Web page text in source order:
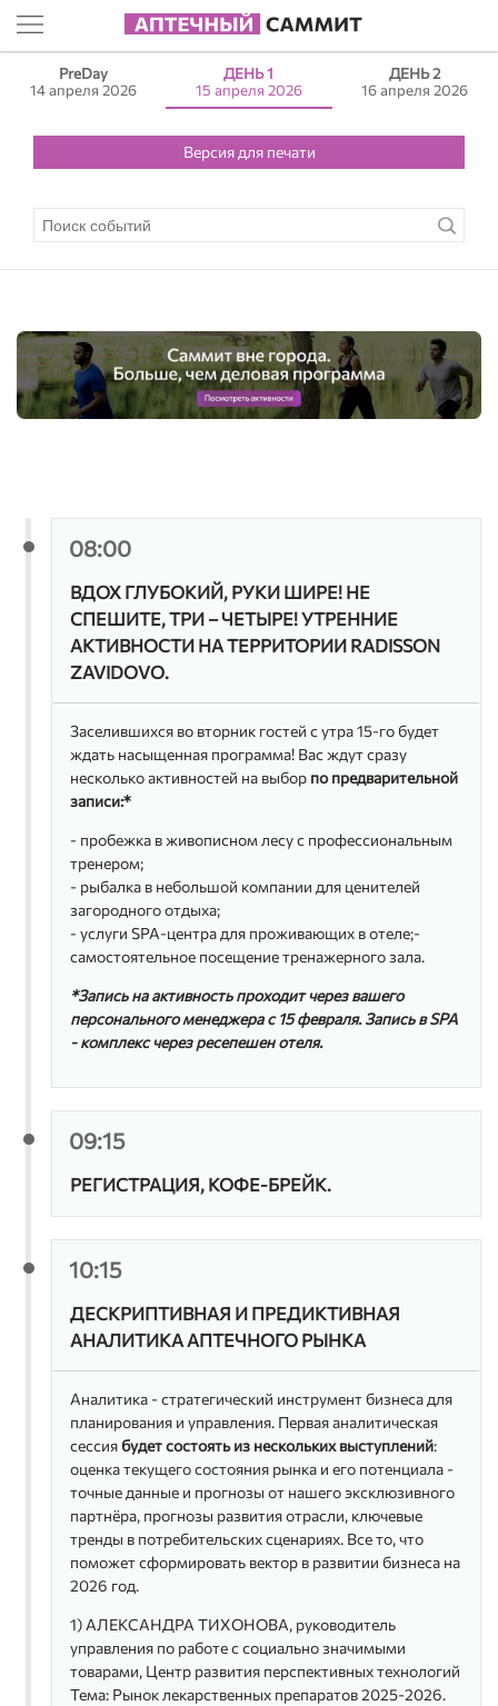
PreDay
14 апреля 2026
ДЕНЬ 1
15 апреля 2026
ДЕНЬ 2
16 апреля 2026
Версия для печати
08:00
ВДОХ ГЛУБОКИЙ, РУКИ ШИРЕ! НЕ
СПЕШИТЕ, ТРИ – ЧЕТЫРЕ! УТРЕННИЕ
АКТИВНОСТИ НА ТЕРРИТОРИИ RADISSON
ZAVIDOVO.
Заселившихся во вторник гостей с утра 15-го будет
ждать насыщенная программа! Вас ждут сразу
несколько активностей на выбор по предварительной
записи:*
- пробежка в живописном лесу с профессиональным
тренером;
- рыбалка в небольшой компании для ценителей
загородного отдыха;
- услуги SPA-центра для проживающих в отеле;-
самостоятельное посещение тренажерного зала.
*Запись на активность проходит через вашего
персонального менеджера с 15 февраля. Запись в SPA
- комплекс через ресепешен отеля.
09:15
РЕГИСТРАЦИЯ, КОФЕ-БРЕЙК.
10:15
ДЕСКРИПТИВНАЯ И ПРЕДИКТИВНАЯ
АНАЛИТИКА АПТЕЧНОГО РЫНКА
Аналитика - стратегический инструмент бизнеса для
планирования и управления. Первая аналитическая
сессиябудет состоять из нескольких выступлений:
оценка текущего состояния рынка и его потенциала -
точные данные и прогнозы от нашего эксклюзивного
партнёра, прогнозы развития отрасли, ключевые
тренды в потребительских сценариях. Все то, что
поможет сформировать вектор в развитии бизнеса на
2026 год.
1) АЛЕКСАНДРА ТИХОНОВА, руководитель
управления по работе с социально значимыми
товарами, Центр развития перспективных технологий
Тема: Рынок лекарственных препаратов 2025-2026.